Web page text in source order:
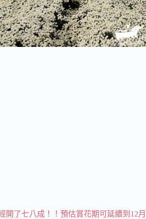
開了七八成！！預估賞花期可延續到12